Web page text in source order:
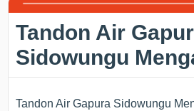
Tandon Air
Sidowungu
Tandon Air Gapura Sidowungu